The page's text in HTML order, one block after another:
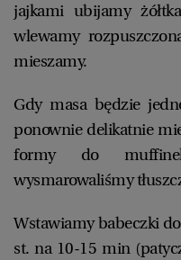
jajkami ubijamy
wlewamy
mieszamy.
Gdy masa będzie
ponownie delikatnie
formy do
wysmarowaliśmy
Wstawiamy babeczki
st. na 10-15 min